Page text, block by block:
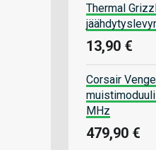
Thermal
13,90 €
Corsair
MHz
479,90 €